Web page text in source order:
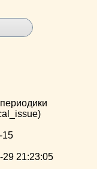
15
29 21:23:05